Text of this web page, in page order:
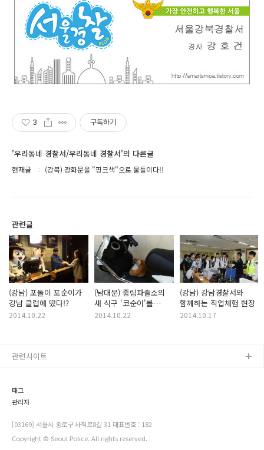
3 구독하기
'우리동네 경찰서/우리동네 경찰서'의 다른글
현재글 (강북) 광화문을 "핑크색"으로 물들이다!!
관련글
(강남) 포돌이 포순이가
강남 클럽에 떴다!?
2014.10.22
(남대문) 중림파출소의
새 식구 '코순이'를
소개합니다.
2014.10.22
(강남) 강남경찰서와
함께하는 직업체험 현장
2014.10.17
태그
관리자
[03169] 서울시 종로구 사직로8길 31 대표번호 : 182
Copyright © Seoul Police. All rights reserved.
관련사이트